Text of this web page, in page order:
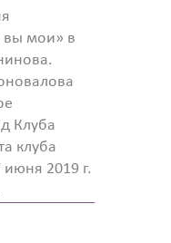
мои» в
Клуба
клуба
2019 г.